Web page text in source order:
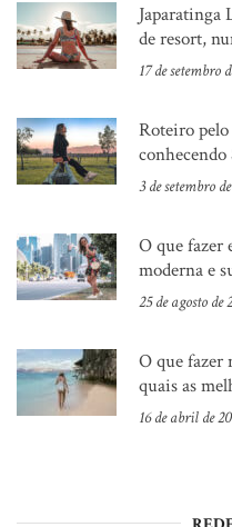
Japaratinga
de resort,
17 de setembro
Roteiro
3 de setembro
O que fazer
moderna e
25 de agosto de
O que fazer
quais as
16 de abril de